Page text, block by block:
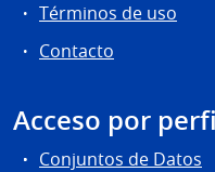
Términos de uso
Contacto
Acceso por
Conjuntos de Datos